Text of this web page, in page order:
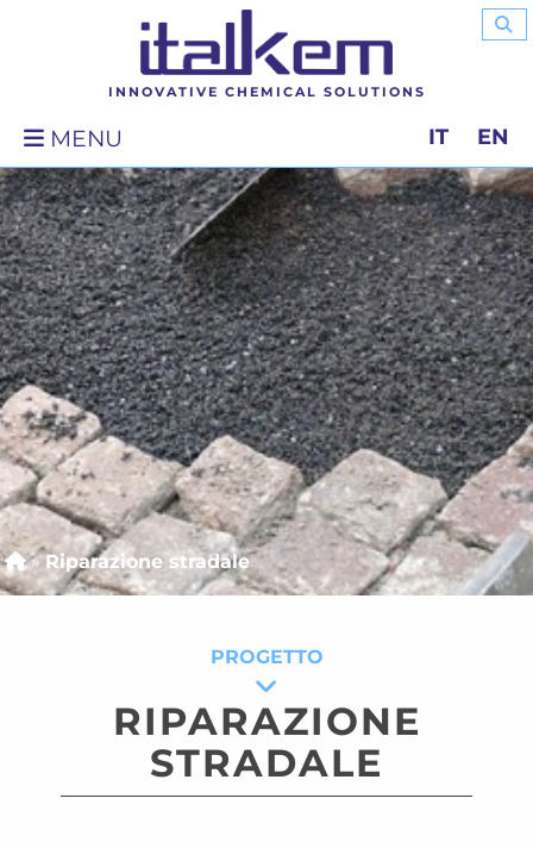
INNOVATIVE CHEMICAL SOLUTIONS
MENU IT EN
»Riparazione stradale
PROGETTO
RIPARAZIONE
STRADALE